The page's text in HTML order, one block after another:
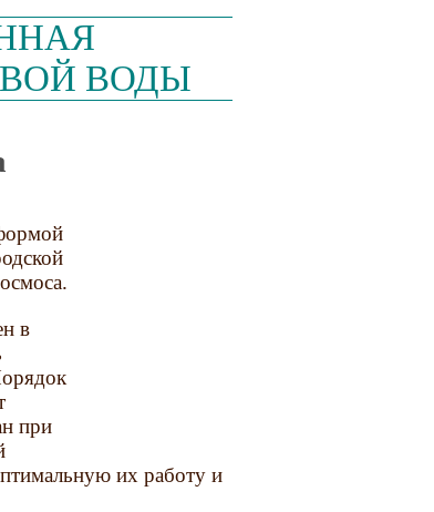
ВОДЫ
в
при
их работу и